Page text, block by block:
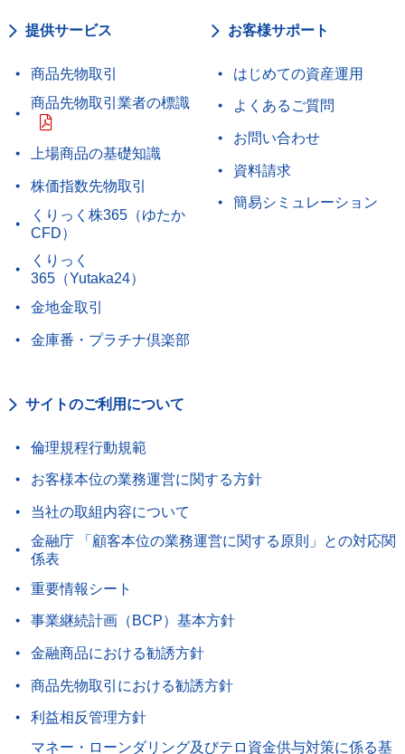
提供サービス
商品先物取引
商品先物取引業者の標識
上場商品の基礎知識
株価指数先物取引
くりっく株365（ゆたか
CFD）
くりっく
365（Yutaka24）
金地金取引
金庫番・プラチナ倶楽部
お客様サポート
はじめての資産運用
よくあるご質問
お問い合わせ
資料請求
簡易シミュレーション
サイトのご利用について
倫理規程行動規範
お客様本位の業務運営に関する方針
当社の取組内容について
金融庁 「顧客本位の業務運営に関する原則」との対応関
係表
重要情報シート
事業継続計画（BCP）基本方針
金融商品における勧誘方針
商品先物取引における勧誘方針
利益相反管理方針
マネー・ローンダリング及びテロ資金供与対策に係る基